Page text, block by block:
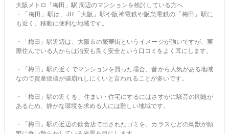
大阪メトロ「梅田」駅 周辺のマンションを検討している方へ
・「梅田」駅は、JR「大阪」駅や阪神電鉄や阪急電鉄の「梅田」駅に
も近く、移動に便利な地域です。
・「梅田」駅近辺は、大阪市の繁華街というイメージが強いですが、実
際住んでいる人からは治安も良く安全という口コミをよく耳にします。
・「梅田」駅の近くでマンションを買った場合、昔から人気がある地域
なので資産価値が値崩れしにくいと言われることが多いです。
・「梅田」駅の近くを、住まい・住宅にするにはさすがに騒音の問題が
あるため、静かな環境を求める人には難しい地域です。
・「梅田」駅の近辺の飲食店で出されたゴミを、カラスなどの鳥獣が頻